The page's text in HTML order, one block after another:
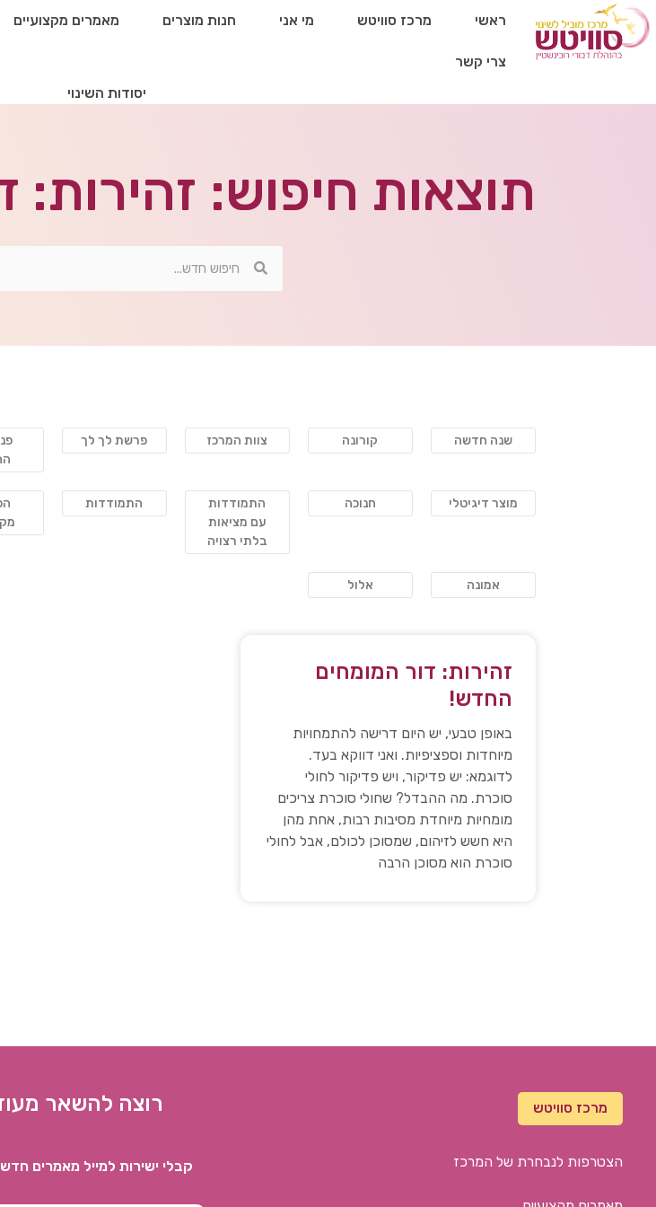
ראשי מרכז סוויטש מי אני חנות מוצרים מאמרים מקצועיים
צרי קשר
יסודות השינוי
תוצאות חיפוש:
שנה חדשה קורונה צוות המרכז פרשת לך לך
מוצר דיגיטלי חנוכה
התמודדות
עם מציאות
בלתי רצויה
התמודדות
אמונה אלול
זהירות: דור המומחים
החדש!
באופן טבעי, יש היום דרישה להתמחויות
מיוחדות וספציפיות. ואני דווקא בעד.
לדוגמא: יש פדיקור, ויש פדיקור לחולי
סוכרת. מה ההבדל? שחולי סוכרת צריכים
מומחיות מיוחדת מסיבות רבות, אחת מהן
היא חשש לזיהום, שמסוכן לכולם, אבל לחולי
סוכרת הוא מסוכן הרבה
מרכז סוויטש
הצטרפות לנבחרת של המרכז
רוצה להשאר
קבלי ישירות למייל מאמרים